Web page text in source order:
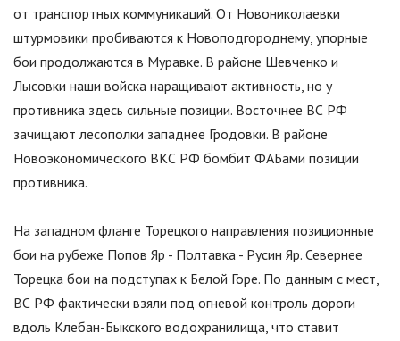
от транспортных коммуникаций. От Новониколаевки
штурмовики пробиваются к Новоподгороднему, упорные
бои продолжаются в Муравке. В районе Шевченко и
Лысовки наши войска наращивают активность, но у
противника здесь сильные позиции. Восточнее ВС РФ
зачищают лесополки западнее Гродовки. В районе
Новоэкономического ВКС РФ бомбит ФАБами позиции
противника.
На западном фланге Торецкого направления позиционные
бои на рубеже Попов Яр - Полтавка - Русин Яр. Севернее
Торецка бои на подступах к Белой Горе. По данным с мест,
ВС РФ фактически взяли под огневой контроль дороги
вдоль Клебан-Быкского водохранилища, что ставит